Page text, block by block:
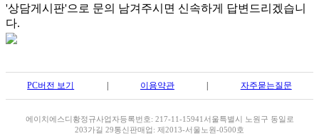
'상담게시판'으로 문의 남겨주시면 신속하게 답변드리겠습니
다.
PC버전 보기 이용약관 자주묻는질문
에이치에스디황정규사업자등록번호: 217-11-15941 서울특별시 노원구 동일로
203가길 29통신판매업: 제2013-서울노원-0500호